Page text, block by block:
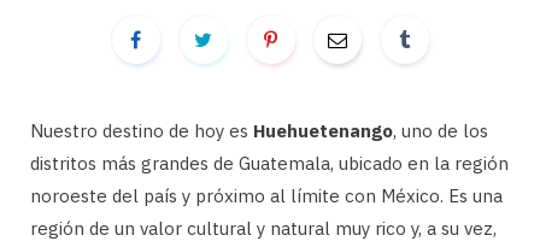
Nuestro destino de hoy es Huehuetenango, uno de los
distritos más grandes de Guatemala, ubicado en la región
noroeste del país y próximo al límite con México. Es una
región de un valor cultural y natural muy rico y, a su vez,